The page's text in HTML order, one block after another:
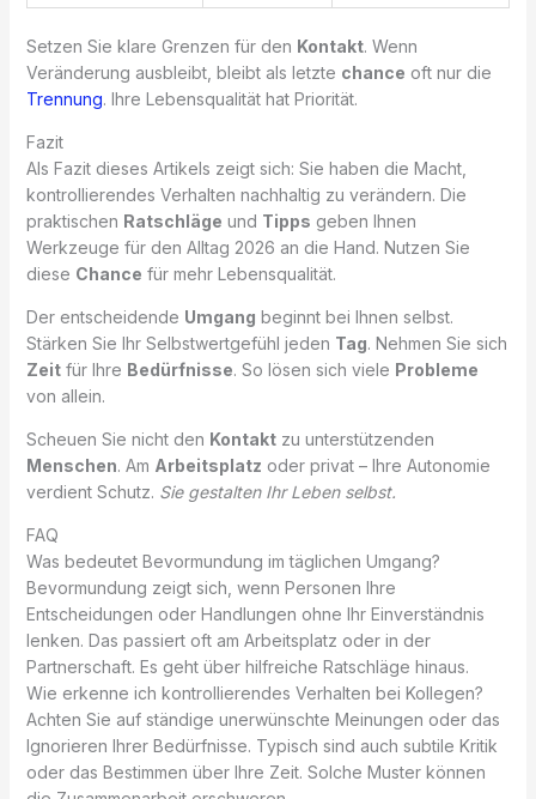
Setzen Sie klare Grenzen für den Kontakt. Wenn
Veränderung ausbleibt, bleibt als letzte chance oft nur die
Trennung. Ihre Lebensqualität hat Priorität.
Fazit
Als Fazit dieses Artikels zeigt sich: Sie haben die Macht,
kontrollierendes Verhalten nachhaltig zu verändern. Die
praktischen Ratschläge und Tipps geben Ihnen
Werkzeuge für den Alltag 2026 an die Hand. Nutzen Sie
diese Chance für mehr Lebensqualität.
Der entscheidende Umgang beginnt bei Ihnen selbst.
Stärken Sie Ihr Selbstwertgefühl jeden Tag. Nehmen Sie sich
Zeitfür Ihre Bedürfnisse. So lösen sich viele Probleme
von allein.
Scheuen Sie nicht den Kontaktzu unterstützenden
Menschen. Am Arbeitsplatz oder privat – Ihre Autonomie
verdient Schutz. Sie gestalten Ihr Leben selbst.
FAQ
Was bedeutet Bevormundung im täglichen Umgang?
Bevormundung zeigt sich, wenn Personen Ihre
Entscheidungen oder Handlungen ohne Ihr Einverständnis
lenken. Das passiert oft am Arbeitsplatz oder in der
Partnerschaft. Es geht über hilfreiche Ratschläge hinaus.
Wie erkenne ich kontrollierendes Verhalten bei Kollegen?
Achten Sie auf ständige unerwünschte Meinungen oder das
Ignorieren Ihrer Bedürfnisse. Typisch sind auch subtile Kritik
oder das Bestimmen über Ihre Zeit. Solche Muster können